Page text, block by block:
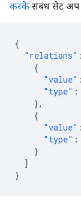
करके संबंध सेट अप
{
"relations" :
{
"value" :
"type" :
},
{
"value" :
"type" :
}
]
}